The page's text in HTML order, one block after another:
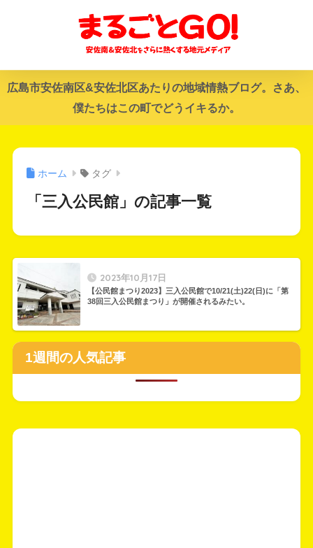
広島市安佐南区&安佐北区あたりの地域情熱ブログ。さあ、
僕たちはこの町でどうイキるか。
ホーム タグ
「三入公民館」の記事一覧
2023年10月17日
【公民館まつり2023】三入公民館で10/21(土)22(日)に「第
38回三入公民館まつり」が開催されるみたい。
1週間の人気記事